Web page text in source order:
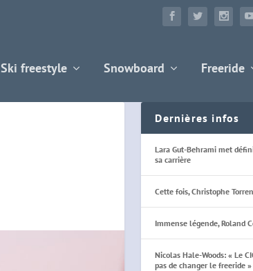
Ski freestyle Snowboard Freeride
Dernières infos
Lara Gut-Behrami met
sa carrière
Cette fois, Christophe
Immense légende, Roland
Nicolas Hale-Woods: « Le
pas de changer le freeride »